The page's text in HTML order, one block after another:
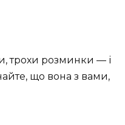
трохи розминки — і
що вона з вами,